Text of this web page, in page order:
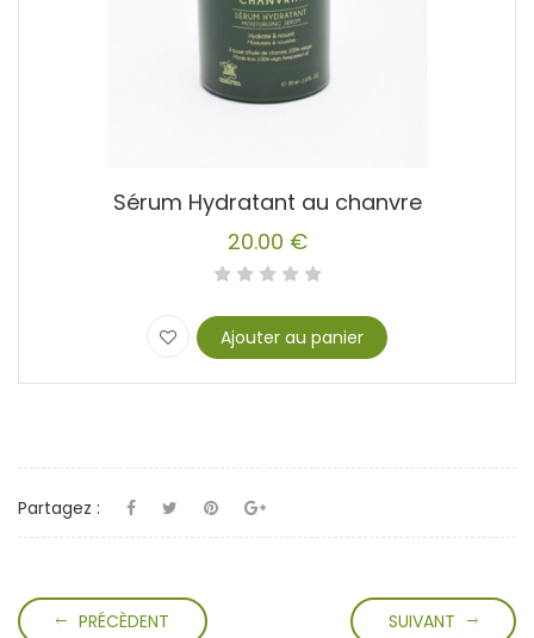
Sérum Hydratant au chanvre
20.00 €
Ajouter au panier
Partagez :
PRÉCÈDENT SUIVANT